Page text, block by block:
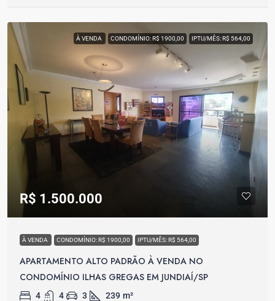
À VENDA CONDOMÍNIO: R$ 1900,00 IPTU/MÊS: R$ 564,00
R$ 1.500.000
À VENDA CONDOMÍNIO: R$ 1900,00 IPTU/MÊS: R$ 564,00
APARTAMENTO ALTO PADRÃO À VENDA NO
CONDOMÍNIO ILHAS GREGAS EM JUNDIAÍ/SP
4 4 3 239 m²